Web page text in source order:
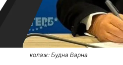
колаж: Будна Варна